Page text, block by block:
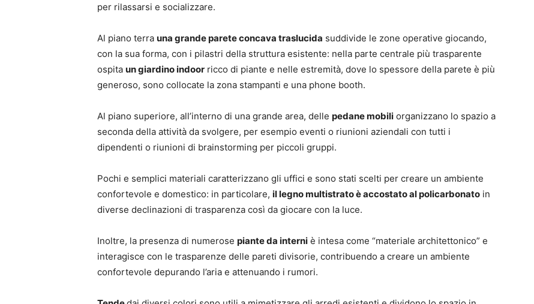
per rilassarsi e socializzare.
Al piano terra una grande parete concava traslucida suddivide le zone operative giocando,
con la sua forma, con i pilastri della struttura esistente: nella parte centrale più trasparente
ospita un giardino indoor ricco di piante e nelle estremità, dove lo spessore della parete è più
generoso, sono collocate la zona stampanti e una phone booth.
Al piano superiore, all’interno di una grande area, delle pedane mobili organizzano lo spazio a
seconda della attività da svolgere, per esempio eventi o riunioni aziendali con tutti i
dipendenti o riunioni di brainstorming per piccoli gruppi.
Pochi e semplici materiali caratterizzano gli uffici e sono stati scelti per creare un ambiente
confortevole e domestico: in particolare, il legno multistrato è accostato al policarbonato in
diverse declinazioni di trasparenza così da giocare con la luce.
Inoltre, la presenza di numerose piante da interni è intesa come “materiale architettonico” e
interagisce con le trasparenze delle pareti divisorie, contribuendo a creare un ambiente
confortevole depurando l’aria e attenuando i rumori.